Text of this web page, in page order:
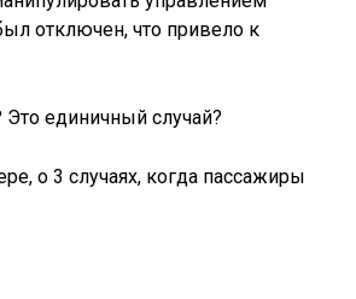
отключен, что привело к
Это единичный случай?
о 3 случаях, когда пассажиры